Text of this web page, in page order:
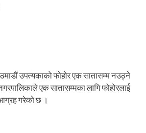
उपत्यकाको फोहोर एक सातासम्म नउठ्ने
एक सातासम्मका लागि फोहोरलाई
गरेको छ ।